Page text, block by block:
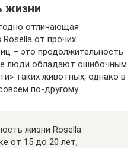
жизни
отличающая
Rosella от прочих
– это продолжительность
люди обладают ошибочным
таких животных, однако в
по-другому.
жизни Rosella
от 15 до 20 лет,